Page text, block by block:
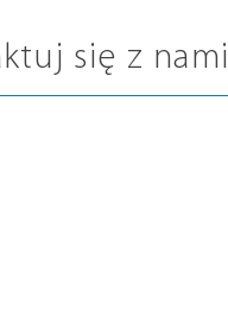
się z nami